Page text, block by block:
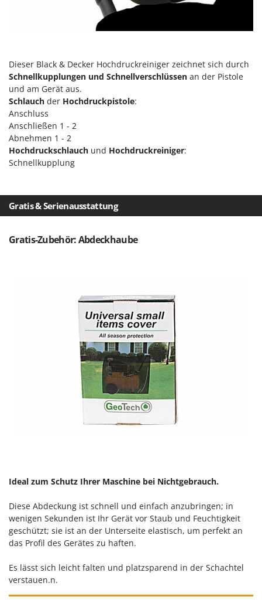
Oriental Koshin
Outdoorchef
P
Palazzetti
Palumbo Pavi
Partisani
Paterlini
Pramac
Prismafood
R
River Systems
Ryobi
S
S.T.P.
Santos
Sbaraglia
Schnitzer
Seven Italy
Dieser Black & Decker Hochdruckreiniger zeichnet sich durch
Schnellkupplungen und Schnellverschlüssen an der Pistole
und am Gerät aus.
Schlauch der Hochdruckpistole:
Anschluss
Anschließen 1 - 2
Abnehmen 1 - 2
Hochdruckschlauch und Hochdruckreiniger:
Schnellkupplung
Gratis & Serienausstattung
Gratis-Zubehör: Abdeckhaube
Ideal zum Schutz Ihrer Maschine bei Nichtgebrauch.
Diese Abdeckung ist schnell und einfach anzubringen; in
wenigen Sekunden ist Ihr Gerät vor Staub und Feuchtigkeit
geschützt; sie ist an der Unterseite elastisch, um perfekt an
das Profil des Gerätes zu haften.
Es lässt sich leicht falten und platzsparend in der Schachtel
verstauen.n.